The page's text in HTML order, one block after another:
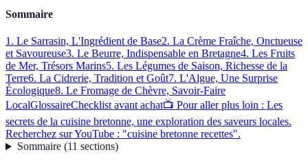
Sommaire
1. Le Sarrasin, L'Ingrédient de Base2. La Crème Fraîche, Onctueuse
et Savoureuse3. Le Beurre, Indispensable en Bretagne4. Les Fruits
de Mer, Trésors Marins5. Les Légumes de Saison, Richesse de la
Terre6. La Cidrerie, Tradition et Goût7. L'Algue, Une Surprise
Écologique8. Le Fromage de Chèvre, Savoir-Faire
LocalGlossaireChecklist avant achat📺 Pour aller plus loin : Les
secrets de la cuisine bretonne, une exploration des saveurs locales.
Recherchez sur YouTube : "cuisine bretonne recettes".
Sommaire(11 sections)